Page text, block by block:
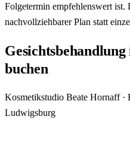
Folgetermin empfehlenswert ist.
nachvollziehbarer Plan statt
buchen
Kosmetikstudio Beate Hornaff ·
Ludwigsburg